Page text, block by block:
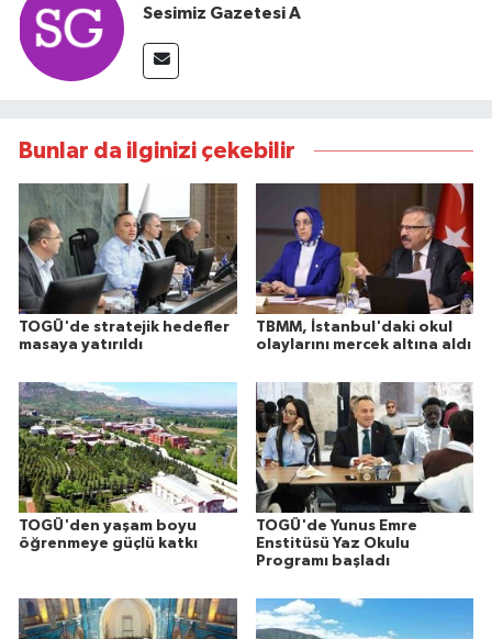
Sesimiz Gazetesi A
Bunlar da ilginizi çekebilir
TOGÜ'de stratejik hedefler
masaya yatırıldı
TBMM, İstanbul'daki okul
olaylarını mercek altına aldı
TOGÜ'den yaşam boyu
öğrenmeye güçlü katkı
TOGÜ'de Yunus Emre
Enstitüsü Yaz Okulu
Programı başladı